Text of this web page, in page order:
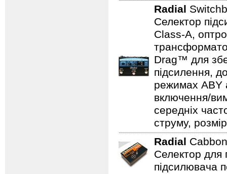
Radial
Селектор
Class-A,
Drag™ для
підсилення,
режимах ABY
включення/
середніх
струму,
Radial
Селектор для
підсилювача